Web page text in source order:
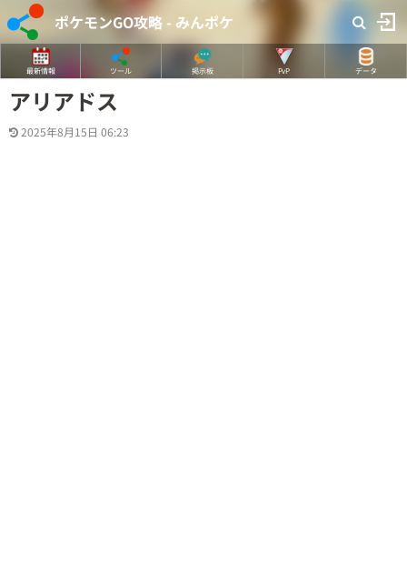
ポケモンGO攻略 - みんポケ
最新情報 ツール 掲示板 PvP データ
アリアドス
2025年8月15日 06:23